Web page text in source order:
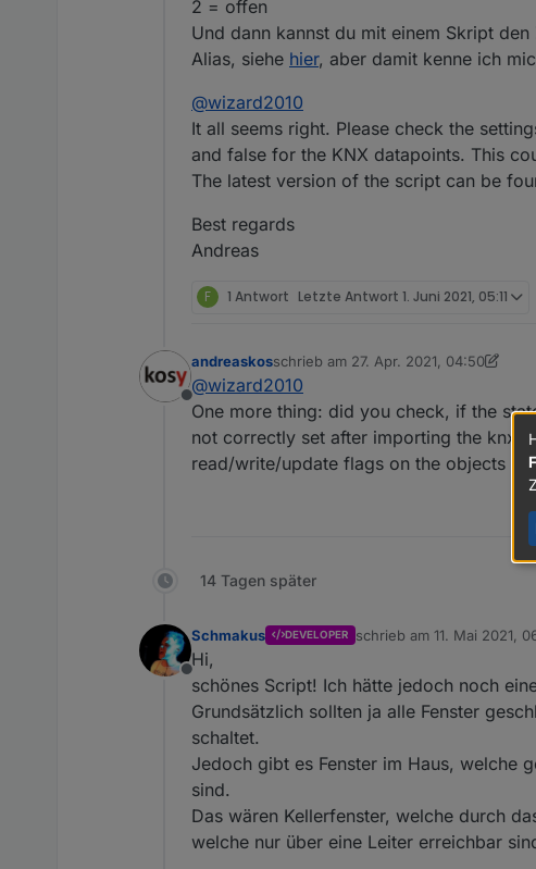
2 = offen
Und dann kannst du mit einem Skript
Alias, siehe hier, aber damit kenne ich
@wizard2010
It all seems right. Please check the
and false for the KNX datapoints. This
The latest version of the script can be
Best regards
Andreas
F 1 Antwort Letzte Antwort 1. Juni 2021, 05:11
Offline
andreaskosschrieb am 27. Apr. 2021, 04:50
zuletzt editiert von andreaskos
@wizard2010
One more thing: did you check, if the
not correctly set after importing the
read/write/update flags on the objects
14 Tagen später
Offline
Schmakus DEVELOPER schrieb am 11. Mai 2021,
zuletzt editiert von
Hi,
schönes Script! Ich hätte jedoch noch
Grundsätzlich sollten ja alle Fenster
schaltet.
Jedoch gibt es Fenster im Haus, welche
sind.
Das wären Kellerfenster, welche durch
welche nur über eine Leiter erreichbar